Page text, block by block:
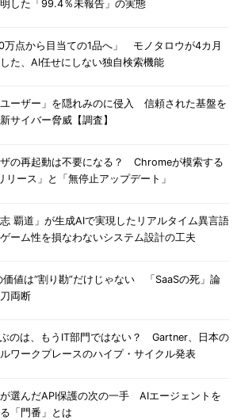
した「99.4％未報告」の実態
万点から目当ての1品へ」 モノタロウが4カ月
た、AI任せにしない独自検索機能
ユーザー」を隠れみのに侵入 信頼された基盤を
サイバー脅威【調査】
の再起動は不要になる？ Chromeが模索する
リース」と「無停止アップデート」
志 覇道」が生成AIで実現したリアルタイム異言語
ーム性を損なわないシステム設計の工夫
価値は“割り勘”だけじゃない 「SaaSの死」論
両断
のは、もうIT部門ではない？ Gartner、日本の
ワークプレースのハイプ・サイクル発表
が選んだAPI保護の次の一手 AIエージェントを
「門番」とは